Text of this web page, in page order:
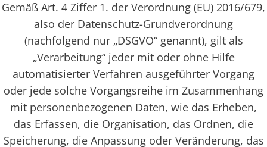
Gemäß Art. 4 Ziffer 1. der Verordnung (EU) 2016/679,
also der Datenschutz-Grundverordnung
(nachfolgend nur „DSGVO“ genannt), gilt als
„Verarbeitung“ jeder mit oder ohne Hilfe
automatisierter Verfahren ausgeführter Vorgang
oder jede solche Vorgangsreihe im Zusammenhang
mit personenbezogenen Daten, wie das Erheben,
das Erfassen, die Organisation, das Ordnen, die
Speicherung, die Anpassung oder Veränderung, das